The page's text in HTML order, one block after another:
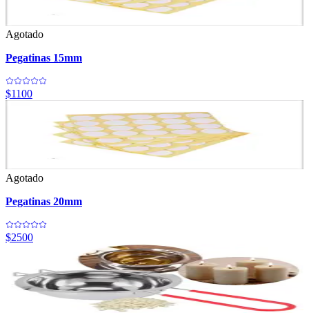
Agotado
Pegatinas 15mm
$1100
Agotado
Pegatinas 20mm
$2500